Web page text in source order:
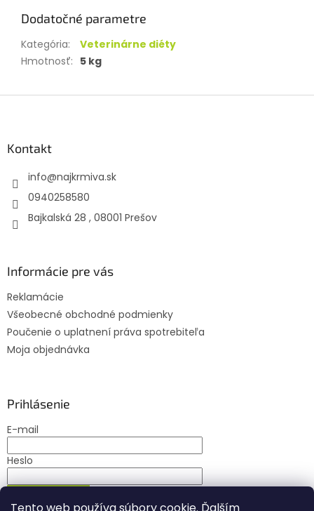
Dodatočné parametre
Kategória:
Veterinárne diéty
Hmotnosť: 5 kg
Kontakt
info@najkrmiva.sk
0940258580
Bajkalská 28 , 08001 Prešov
Informácie pre vás
Reklamácie
Všeobecné obchodné podmienky
Poučenie o uplatnení práva spotrebiteľa
Moja objednávka
Prihlásenie
E-mail
Heslo